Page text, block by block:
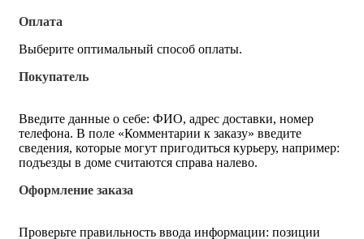
Оплата
Выберите оптимальный способ оплаты.
Покупатель
Введите данные о себе: ФИО, адрес доставки, номер
телефона. В поле «Комментарии к заказу» введите
сведения, которые могут пригодиться курьеру, например:
подъезды в доме считаются справа налево.
Оформление заказа
Проверьте правильность ввода информации: позиции